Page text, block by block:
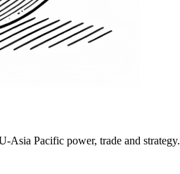
Asia Pacific power, trade and strategy.